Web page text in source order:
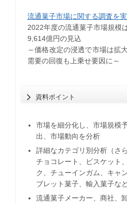
流通菓子市場に関する調査を実
2022年度の流通菓子市場規模
9,614億円の見込
～価格改定の浸透で市場は拡
需要の回復も上乗せ要因に～
資料ポイント
市場を細分化し、市場規模
出、市場動向を分析
詳細なカテゴリ別分析（さ
チョコレート、ビスケット
ク、チューインガム、キャ
ブレット菓子、輸入菓子な
流通菓子メーカー、商社、